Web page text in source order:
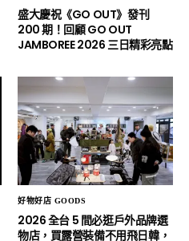
盛大慶祝《GO OUT》發刊
200 期！回顧 GO OUT
JAMBOREE 2026 三日精彩亮點
好物好店 GOODS
2026 全台 5 間必逛戶外品牌選
物店，買露營裝備不用飛日韓，